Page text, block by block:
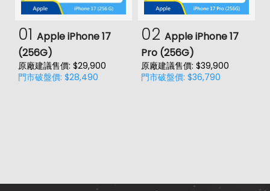
01 Apple iPhone 17
(256G)
原廠建議售價: $29,900
門市破盤價: $28,490
02 Apple iPhone 17
Pro (256G)
原廠建議售價: $39,900
門市破盤價: $36,790